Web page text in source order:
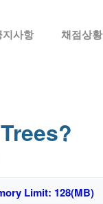
지사항 채점상황
Limit: 128(MB)